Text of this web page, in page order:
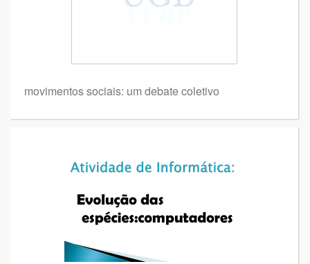
movimentos sociais: um debate coletivo